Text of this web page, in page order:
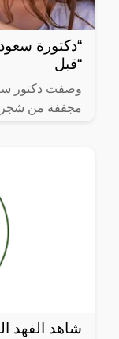
“دكتورة
“قبل
وصفت دكتور
شاهد الفهد